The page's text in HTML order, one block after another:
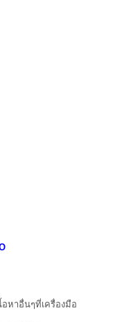
หาอื่นๆที่เครื่องมือ